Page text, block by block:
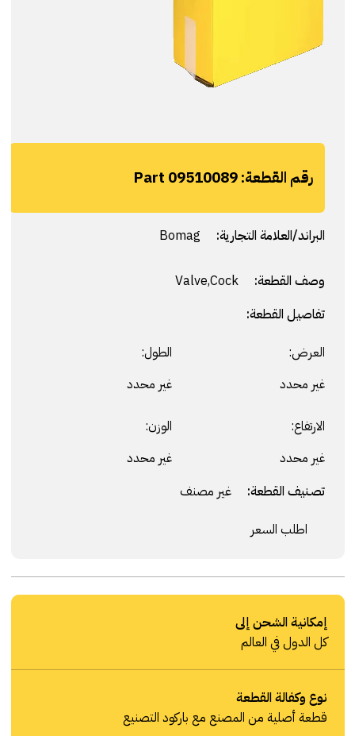
رقم القطعة:Part 09510089
البراند/العلامة التجارية:
وصف القطعة:
Valve,Cock
تفاصيل القطعة:
العرض:
غير محدد
الطول:
غير محدد
الارتفاع:
غير محدد
الوزن:
غير محدد
تصنيف القطعة: غير مصنف
اطلب السعر
إمكانية الشحن إلى
كل الدول في العالم
نوع وكفالة القطعة
قطعة أصلية من المصنع مع باركود التصنيع